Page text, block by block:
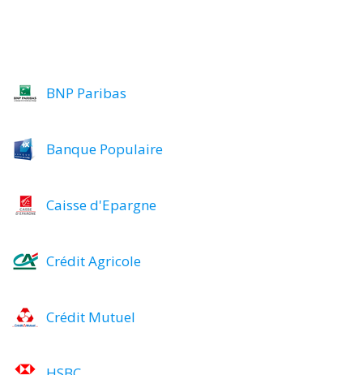
BNP Paribas
Banque Populaire
Caisse d'Epargne
Crédit Agricole
Crédit Mutuel